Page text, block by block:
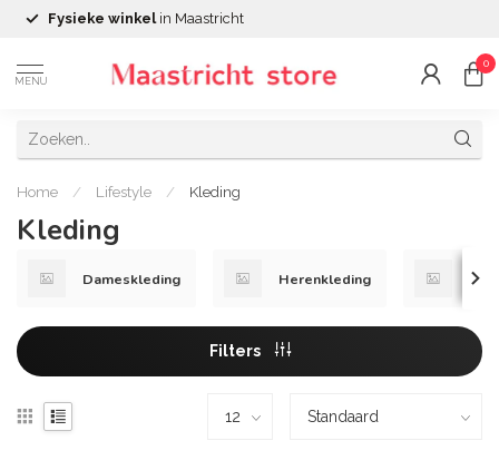
Fysieke winkel in Maastricht
MENU
0
Home / Lifestyle / Kleding
Kleding
Dameskleding Herenkleding
Filters